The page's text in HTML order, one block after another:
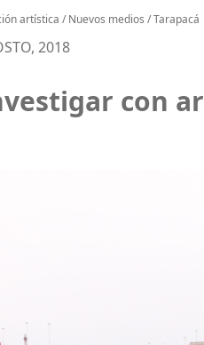
artística /Nuevos medios /Tarapacá
2018
con